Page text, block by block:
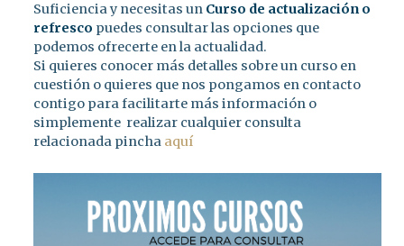
Suficiencia y necesitas un Curso de actualización o
refresco puedes consultar las opciones que
podemos ofrecerte en la actualidad.
Si quieres conocer más detalles sobre un curso en
cuestión o quieres que nos pongamos en contacto
contigo para facilitarte más información o
simplemente realizar cualquier consulta
relacionada pincha aquí